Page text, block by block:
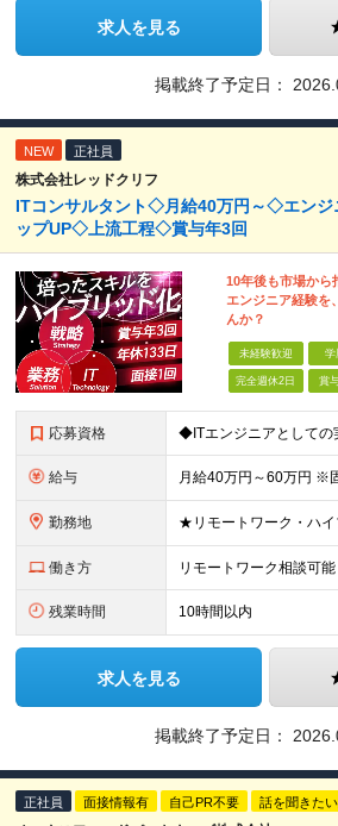
求人を見る
掲載終了予定日：
NEW 正社員
株式会社レッドクリフ
ITコンサルタント◇月給40万円～◇エンジ
ップUP◇上流工程◇賞与年3回
10年後も市場から
エンジニア経験を
んか？
未経験歓迎 学
完全週休2日 賞
応募資格
給与
勤務地
働き方 リモートワーク相談可能
残業時間 10時間以内
求人を見る
掲載終了予定日：
正社員 面接情報有 自己PR不要 話を聞きた